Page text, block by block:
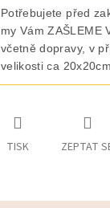
Potřebujete před
my Vám ZAŠLEME
včetně dopravy, v
velikosti ca
TISK ZEPTAT